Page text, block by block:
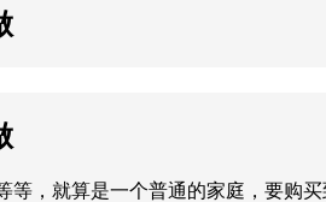
等，就算是一个普通的家庭，要购